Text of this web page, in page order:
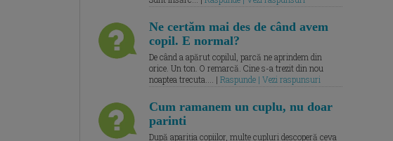
Ne certăm mai des de când avem
copil. E normal?
De când a apărut copilul, parcă ne aprindem din
orice. Un ton. O remarcă. Cine s-a trezit din nou
noaptea trecuta.... | Raspunde | Vezi raspunsuri
Cum ramanem un cuplu, nu doar
parinti
După apariția copiilor, multe cupluri descoperă ceva